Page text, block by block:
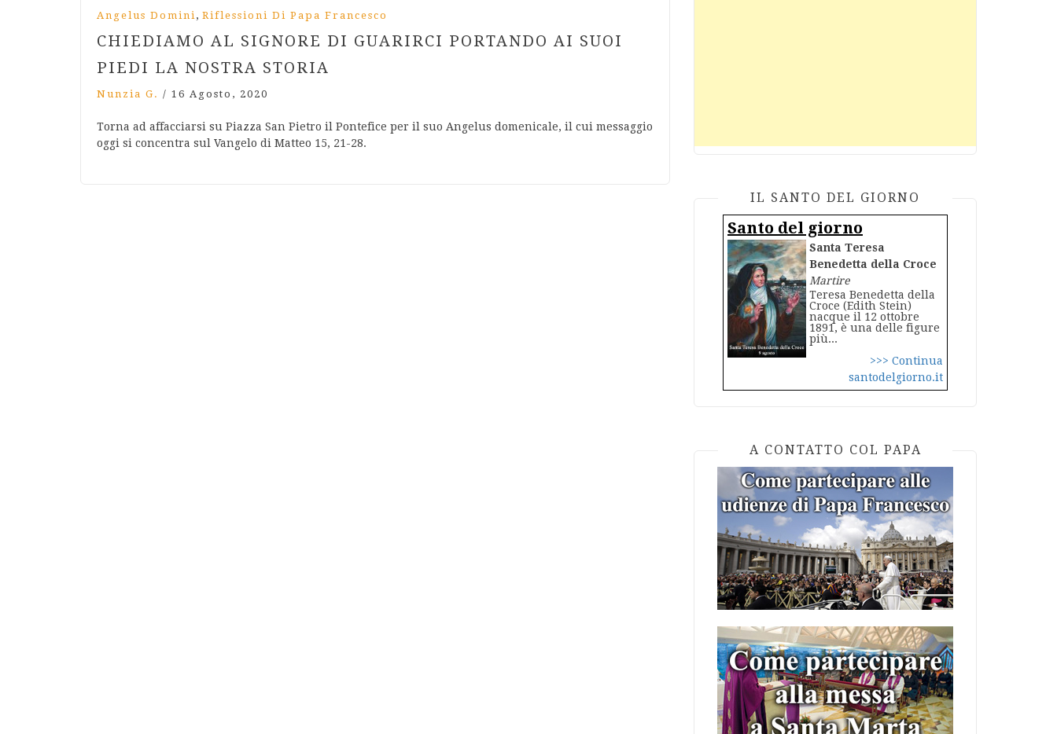
Angelus Domini, Riflessioni Di Papa Francesco
CHIEDIAMO AL SIGNORE DI GUARIRCI PORTANDO AI SUOI
PIEDI LA NOSTRA STORIA
Nunzia G. / 16 Agosto, 2020
Torna ad affacciarsi su Piazza San Pietro il Pontefice per il suo Angelus domenicale, il cui messaggio
oggi si concentra sul Vangelo di Matteo 15, 21-28.
IL SANTO DEL GIORNO
Santo del giorno
Santa Teresa
Benedetta della Croce
Martire
Teresa Benedetta della
Croce (Edith Stein)
nacque il 12 ottobre
1891, è una delle figure
più...
>>> Continua
santodelgiorno.it
A CONTATTO COL PAPA